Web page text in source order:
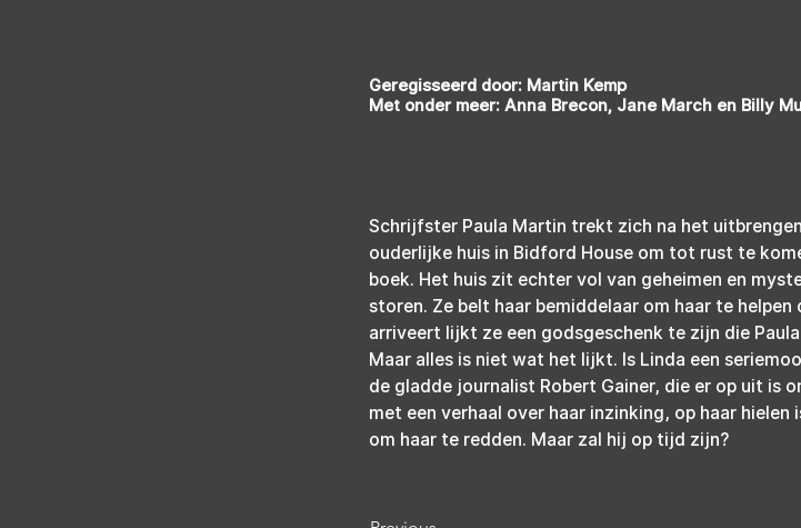
Geregisseerd door: Martin Kemp
Met onder meer: Anna Brecon, Jane March en Billy
Schrijfster Paula Martin trekt zich na het
ouderlijke huis in Bidford House om tot rust te
boek. Het huis zit echter vol van geheimen en
storen. Ze belt haar bemiddelaar om haar te
arriveert lijkt ze een godsgeschenk te zijn die
Maar alles is niet wat het lijkt. Is Linda een
de gladde journalist Robert Gainer, die er op uit is
met een verhaal over haar inzinking, op haar hielen
om haar te redden. Maar zal hij op tijd zijn?